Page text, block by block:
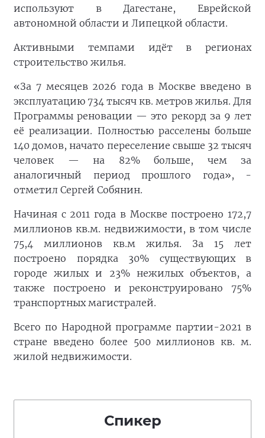
используют в Дагестане, Еврейской
автономной области и Липецкой области.
Активными темпами идёт в регионах
строительство жилья.
«За 7 месяцев 2026 года в Москве введено в
эксплуатацию 734 тысяч кв. метров жилья. Для
Программы реновации — это рекорд за 9 лет
её реализации. Полностью расселены больше
140 домов, начато переселение свыше 32 тысяч
человек — на 82% больше, чем за
аналогичный период прошлого года», -
отметил Сергей Собянин.
Начиная с 2011 года в Москве построено 172,7
миллионов кв.м. недвижимости, в том числе
75,4 миллионов кв.м жилья. За 15 лет
построено порядка 30% существующих в
городе жилых и 23% нежилых объектов, а
также построено и реконструировано 75%
транспортных магистралей.
Всего по Народной программе партии-2021 в
стране введено более 500 миллионов кв. м.
жилой недвижимости.
Спикер